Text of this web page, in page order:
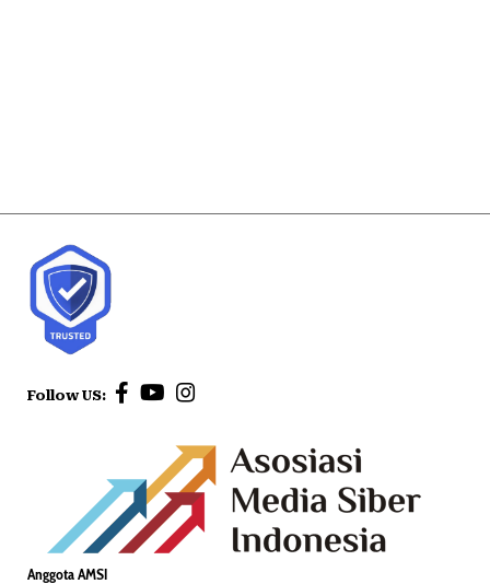
Follow US:
Anggota AMSI